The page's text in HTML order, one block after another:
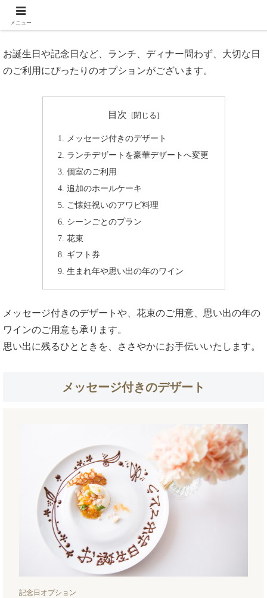
記念日やお祝いなどのオプション
お誕生日や記念日など、ランチ、ディナー問わず、大切な日
のご利用にぴったりのオプションがございます。
目次
メッセージ付きのデザート
ランチデザートを豪華デザートへ変更
個室のご利用
追加のホールケーキ
ご懐妊祝いのアワビ料理
シーンごとのプラン
花束
ギフト券
生まれ年や思い出の年のワイン
メッセージ付きのデザートや、花束のご用意、思い出の年の
ワインのご用意も承ります。
思い出に残るひとときを、ささやかにお手伝いいたします。
メッセージ付きのデザート
記念日オプション
メニュー